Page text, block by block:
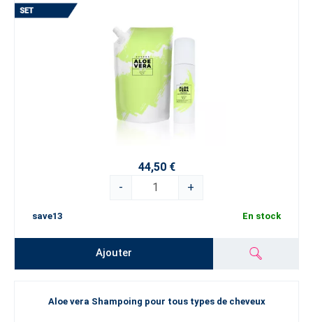
44,50 €
-
+
save13 En stock
Ajouter
Aloe vera Shampoing pour tous types de cheveux